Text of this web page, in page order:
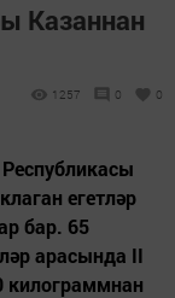
Казаннан
1257 0 0
егетләр
бар. 65
арасында II